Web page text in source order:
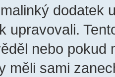
dodatek
upravovali.
nebo pokud
měli sami